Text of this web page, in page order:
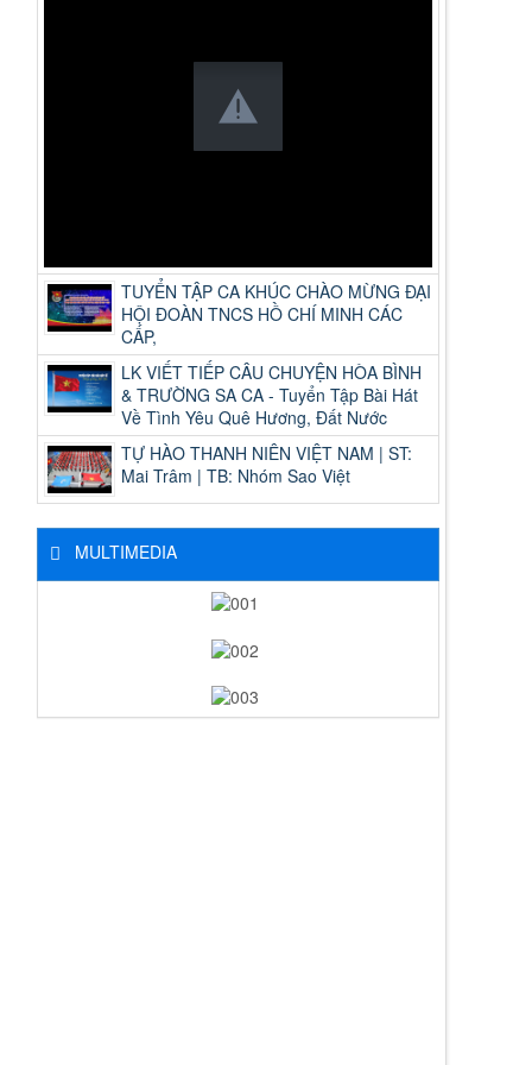
TUYỂN TẬP CA KHÚC CHÀO MỪNG ĐẠI
HỘI ĐOÀN TNCS HỒ CHÍ MINH CÁC
CẤP,
LK VIẾT TIẾP CÂU CHUYỆN HÒA BÌNH
& TRƯỜNG SA CA - Tuyển Tập Bài Hát
Về Tình Yêu Quê Hương, Đất Nước
TỰ HÀO THANH NIÊN VIỆT NAM | ST:
Mai Trâm | TB: Nhóm Sao Việt
MULTIMEDIA